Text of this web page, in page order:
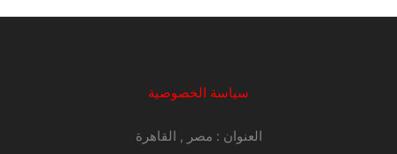
سياسة الخصوصية
العنوان : مصر , القاهرة